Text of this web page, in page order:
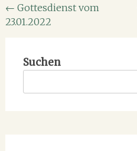
Beitragsnavigation
← Gottesdienst vom
23.01.2022
Suchen